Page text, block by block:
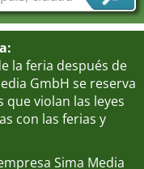
la feria después de
GmbH se reserva
violan las leyes
con las ferias y
Sima Media
Ciudades